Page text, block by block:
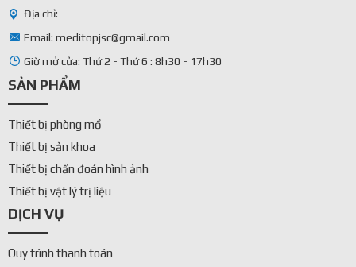
Địa chỉ:
Email: meditopjsc@gmail.com
Giờ mở cửa: Thứ 2 - Thứ 6 : 8h30 - 17h30
SẢN PHẨM
Thiết bị phòng mổ
Thiết bị sản khoa
Thiết bị chẩn đoán hình ảnh
Thiết bị vật lý trị liệu
DỊCH VỤ
Quy trình thanh toán